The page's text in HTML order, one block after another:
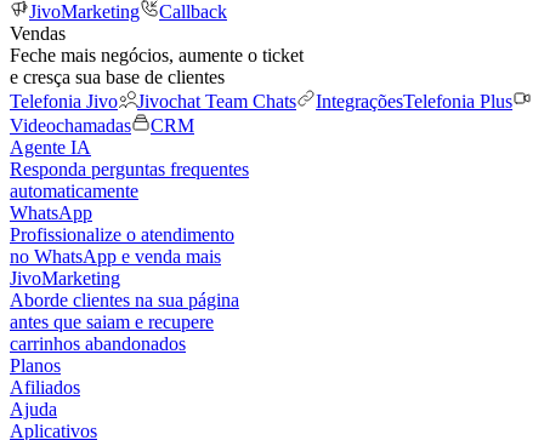
JivoMarketing
Callback
Vendas
Feche mais negócios, aumente o ticket
e cresça sua base de clientes
Telefonia Jivo
Jivochat Team Chats IntegraçõesTelefonia Plus
Videochamadas
CRM
Agente IA
Responda perguntas frequentes
automaticamente
WhatsApp
Profissionalize o atendimento
no WhatsApp e venda mais
JivoMarketing
Aborde clientes na sua página
antes que saiam e recupere
carrinhos abandonados
Planos
Afiliados
Ajuda
Aplicativos